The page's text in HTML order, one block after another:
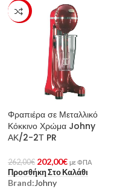
-23%
Φραπιέρα σε Μεταλλικό
Κόκκινο Χρώμα Johny
ΑΚ/2-2Τ PR
262,00€ 202,00€ με ΦΠΑ
Προσθήκη Στο Καλάθι
Brand: Johny